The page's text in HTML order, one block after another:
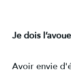
Je dois
Avoir envie